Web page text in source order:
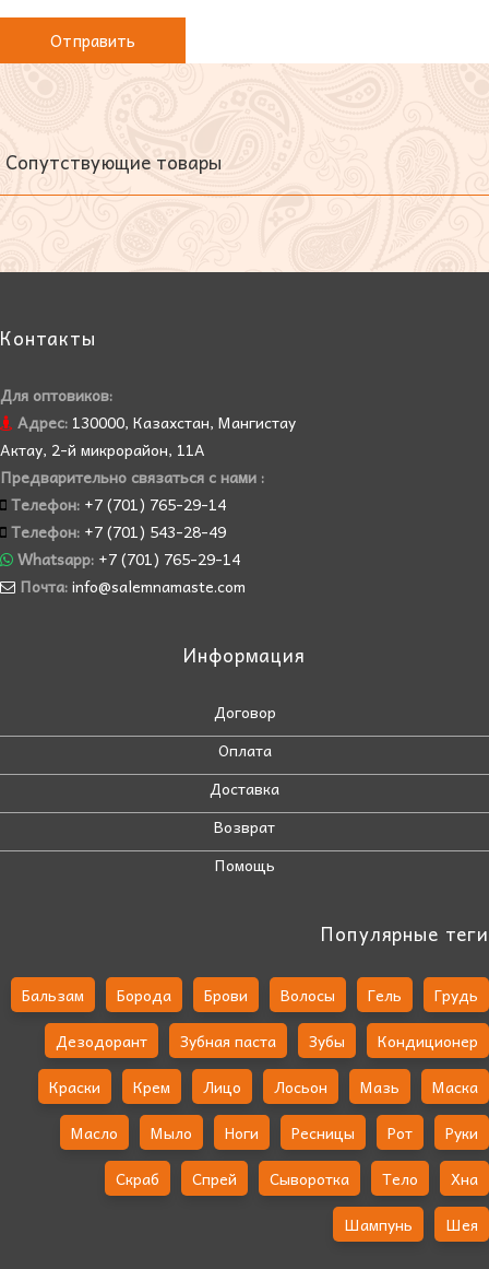
Сопутствующие товары
Контакты
Для оптовиков:
Адрес: 130000, Казахстан, Мангистау
Актау, 2-й микрорайон, 11А
Предварительно связаться с нами :
Телефон: +7 (701) 765-29-14
Телефон: +7 (701) 543-28-49
Whatsapp: +7 (701) 765-29-14
Почта:info@salemnamaste.com
Информация
Договор
Оплата
Доставка
Возврат
Помощь
Популярные теги
Бальзам Борода Брови Волосы Гель
Грудь
Дезодорант
Зубная паста Зубы
Кондиционер
Краски
Крем Лицо Лосьон Мазь
Маска
Масло
Мыло Ноги Ресницы Рот
Руки
Скраб
Спрей Сыворотка Тело
Хна
Шампунь
Шея